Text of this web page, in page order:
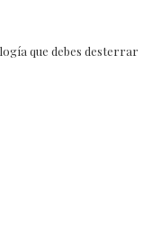
que debes desterrar